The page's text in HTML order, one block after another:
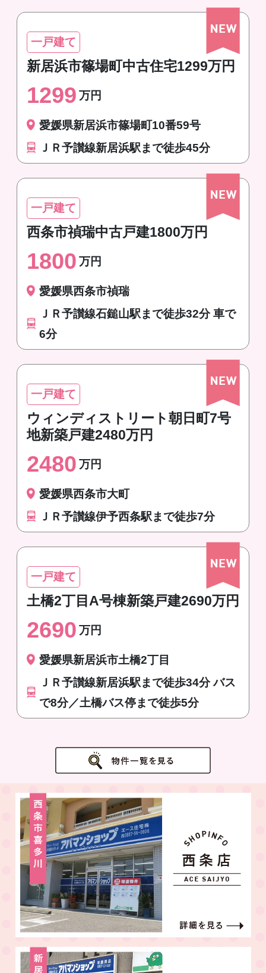
一戸建て
新居浜市篠場町中古住宅1299万円
1299 万円
愛媛県新居浜市篠場町10番59号
ＪＲ予讃線新居浜駅まで徒歩45分
一戸建て
西条市禎瑞中古戸建1800万円
1800 万円
愛媛県西条市禎瑞
ＪＲ予讃線石鎚山駅まで徒歩32分 車で
6分
一戸建て
ウィンディストリート朝日町7号
地新築戸建2480万円
2480 万円
愛媛県西条市大町
ＪＲ予讃線伊予西条駅まで徒歩7分
一戸建て
土橋2丁目A号棟新築戸建2690万円
2690 万円
愛媛県新居浜市土橋2丁目
ＪＲ予讃線新居浜駅まで徒歩34分 バス
で8分／土橋バス停まで徒歩5分